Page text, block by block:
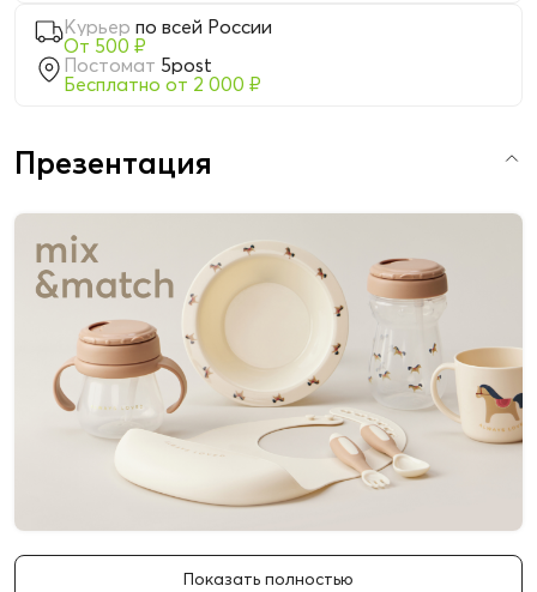
Курьер по всей России
От 500 ₽
Постомат 5post
Бесплатно от 2 000 ₽
Презентация
Показать полностью